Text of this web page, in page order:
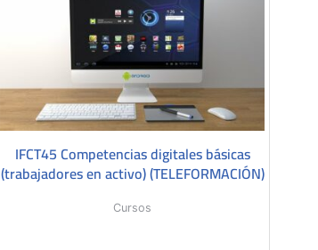
IFCT45 Competencias digitales básicas
(trabajadores en activo) (TELEFORMACIÓN)
Cursos